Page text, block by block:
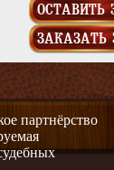
ОСТАВИТЬ
ЗАКАЗАТЬ
партнёрство